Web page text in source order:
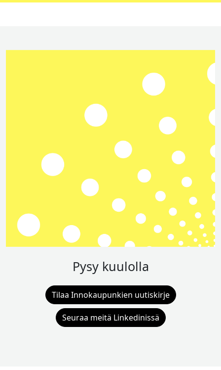
Pysy kuulolla
Tilaa Innokaupunkien uutiskirje
Seuraa meitä Linkedinissä